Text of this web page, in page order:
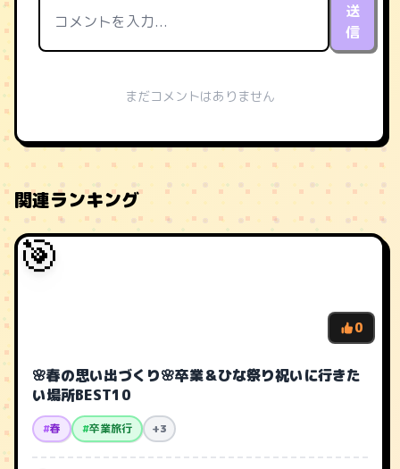
送
信
まだコメントはありません
関連ランキング
🎯
0
🌸春の思い出づくり🌸卒業＆ひな祭り祝いに行きた
い場所BEST10
#春 #卒業旅行 +3